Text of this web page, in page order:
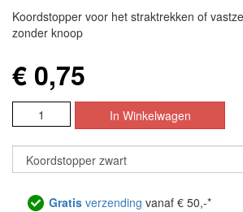
Koordstopper voor het straktrekken of
zonder knoop
€ 0,75
Gratis verzending vanaf € 50,-*